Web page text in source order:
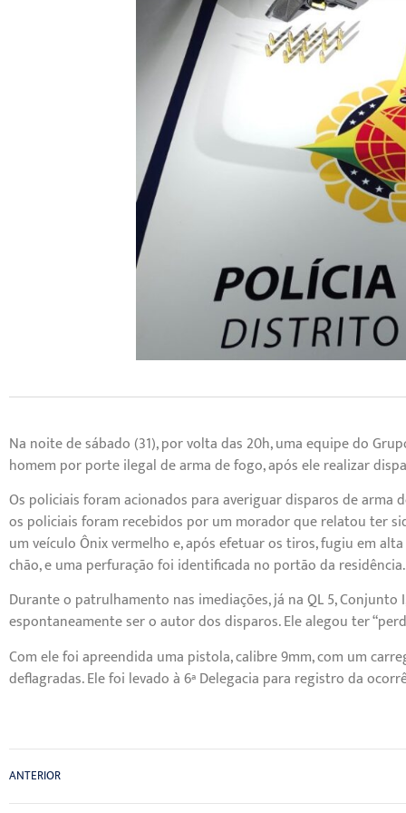
Na noite de sábado (31), por volta das 20h, uma equipe do
homem por porte ilegal de arma de fogo, após ele realizar
Os policiais foram acionados para averiguar disparos de arma
os policiais foram recebidos por um morador que relatou ter
um veículo Ônix vermelho e, após efetuar os tiros, fugiu em
chão, e uma perfuração foi identificada no portão da residência.
Durante o patrulhamento nas imediações, já na QL 5,
espontaneamente ser o autor dos disparos. Ele alegou ter
Com ele foi apreendida uma pistola, calibre 9mm, com um
deflagradas. Ele foi levado à 6ª Delegacia para registro da
ANTERIOR